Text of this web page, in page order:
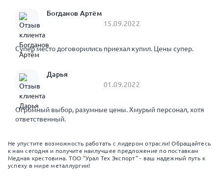
Богданов Артём
15.09.2022
Супер место договорились приехал купил. Цены супер.
Дарья
01.09.2022
Огромный выбор, разумные цены. Хмурый персонал, хотя
ответственный.
Не упустите возможность работать с лидером отрасли! Обращайтесь
к нам сегодня и получите наилучшее предложение по поставкам
Медная крестовина. ТОО "Урал Тех Экспорт" - ваш надежный путь к
успеху в мире металлургии!